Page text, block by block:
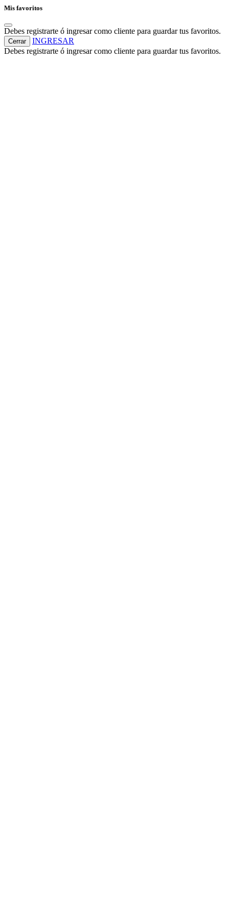
Mis favoritos
Debes registrarte ó ingresar como cliente para guardar tus favoritos.
Cerrar
INGRESAR
Debes registrarte ó ingresar como cliente para guardar tus favoritos.